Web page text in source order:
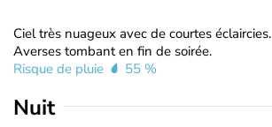
Ciel très nuageux avec de courtes éclaircies.
Averses tombant en fin de soirée.
Risque de pluie
55 %
Nuit